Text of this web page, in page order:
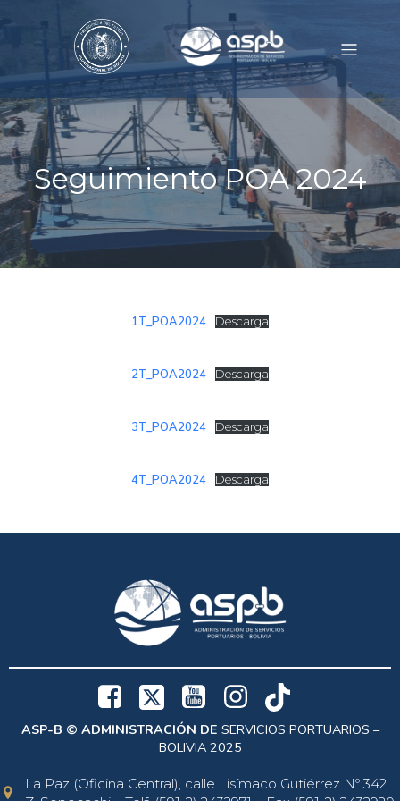
Seguimiento POA 2024
1T_POA2024 Descarga
2T_POA2024 Descarga
3T_POA2024 Descarga
4T_POA2024 Descarga
ASP-B © ADMINISTRACIÓN DE SERVICIOS PORTUARIOS –
BOLIVIA 2025
La Paz (Oficina Central), calle Lisímaco Gutiérrez Nº 342